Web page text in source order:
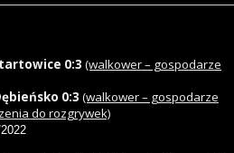
0:3 (walkower – gospodarze
0:3 (walkower – gospodarze
do rozgrywek)